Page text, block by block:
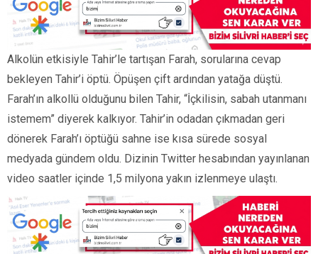
Alkolün etkisiyle Tahir’le tartışan Farah, sorularına cevap
bekleyen Tahir’i öptü. Öpüşen çift ardından yatağa düştü.
Farah’ın alkollü olduğunu bilen Tahir, “İçkilisin, sabah utanmanı
istemem” diyerek kalkıyor. Tahir’in odadan çıkmadan geri
dönerek Farah’ı öptüğü sahne ise kısa sürede sosyal
medyada gündem oldu. Dizinin Twitter hesabından yayınlanan
video saatler içinde 1,5 milyona yakın izlenmeye ulaştı.